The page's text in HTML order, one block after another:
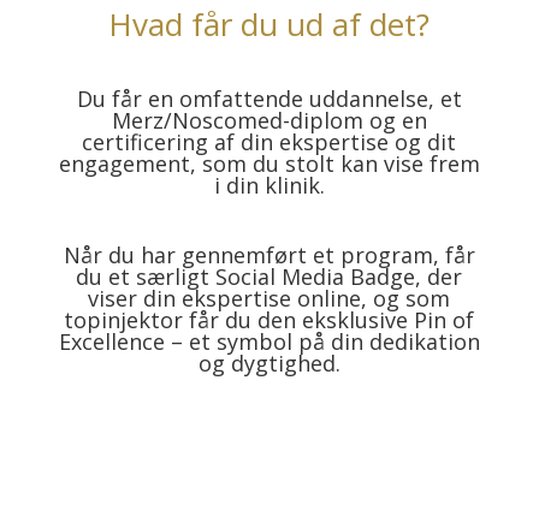
Hvad får du ud af det?
Du får en omfattende uddannelse, et
Merz/Noscomed-diplom og en
certificering af din ekspertise og dit
engagement, som du stolt kan vise frem
i din klinik.
Når du har gennemført et program, får
du et særligt Social Media Badge, der
viser din ekspertise online, og som
topinjektor får du den eksklusive Pin of
Excellence – et symbol på din dedikation
og dygtighed.